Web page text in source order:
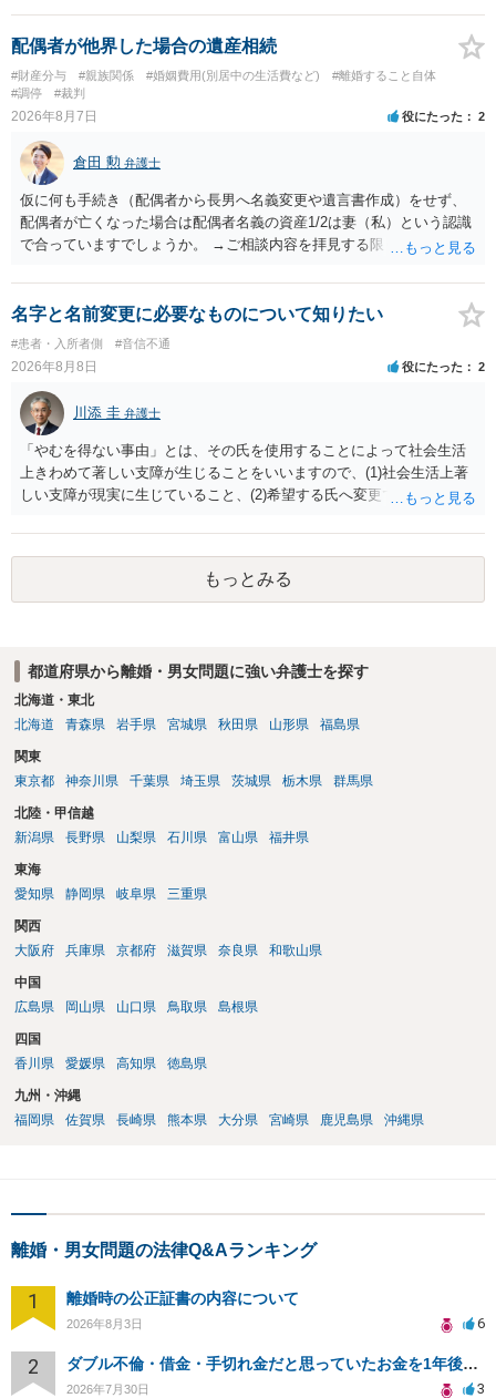
来なかった事情の変更により双方協議の上増減出来る」と「通知義務
に勤務先」が含まれているので、私に収入が入った事は相手に通知が
行く事になり、上記のような文言が無くても養育費の見直しは適宜出
来るかと思うのですが違うのでしょうか？との点はそのとおりかと思
います。養育費は事情の変更があった場合に変更するので毎年見直す
配偶者が他界した場合の遺産相続
#財産分与 #親族関係 #婚姻費用(別居中の生活費など)
#離婚すること自体
#調停
#裁判
2026年8月7日 役にたった 2
倉田 勲 弁護士
仮に何も手続き（配偶者から長男へ名義変更や遺言書作成）をせず、
配偶者が亡くなった場合は配偶者名義の資産1/2は妻（私）という認識
で合っていますでしょうか。 →ご相談内容を拝見する限りでは、その
完全に所有する場合は、他の相続人に対して自宅の評価額の１/２の代
償金の支払いが必要になります。
名字と名前変更に必要なものについて知りたい
#患者・入所者側 #音信不通
2026年8月8日 役にたった 2
川添 圭 弁護士
「やむを得ない事由」とは、その氏を使用することによって社会生活
上きわめて著しい支障が生じることをいいますので、(1)社会生活上著
しい支障が現実に生じていること、(2)希望する氏へ変更できればその
できるかどうかがポイントです。 記録中に現れた一切の事情が判断対
象ですので、上記(1)と(2)を説明できる資料は全て（ただし理路整然
に）提出することが必要になります。「フラッシュバック」とのこと
なので、例えば、医学上確立されているPTSDの診断基準に合致した説
護士へ依頼しても苦労することが強く予想されるところです。、もし
本人申立てをお考えであれば、医学知識はもちろん法律知識も要求さ
れますので、性急な申立てをせず、知識と資料をしっかりと揃えて、
もっとみる
都道府県から離婚・男女問題に強い弁護士を探す
北海道・東北
北海道
青森県 岩手県 宮城県 秋田県 山形県 福島県
関東
東京都
神奈川県 千葉県 埼玉県 茨城県 栃木県 群馬県
北陸・甲信越
新潟県
長野県 山梨県 石川県 富山県 福井県
東海
愛知県
静岡県 岐阜県 三重県
関西
大阪府
兵庫県 京都府 滋賀県 奈良県 和歌山県
中国
広島県
岡山県 山口県 鳥取県 島根県
四国
香川県
愛媛県 高知県 徳島県
九州・沖縄
福岡県
佐賀県 長崎県 熊本県 大分県 宮崎県 鹿児島県 沖縄県
離婚・男女問題の法律Q&Aランキング
1 離婚時の公正証書の内容について
2026年8月3日 6
2 ダブル不倫・借金・手切れ金だと思っていたお金を1年後いまさら脅迫罪として通知書が来てまとめて請求
2026年7月30日 3